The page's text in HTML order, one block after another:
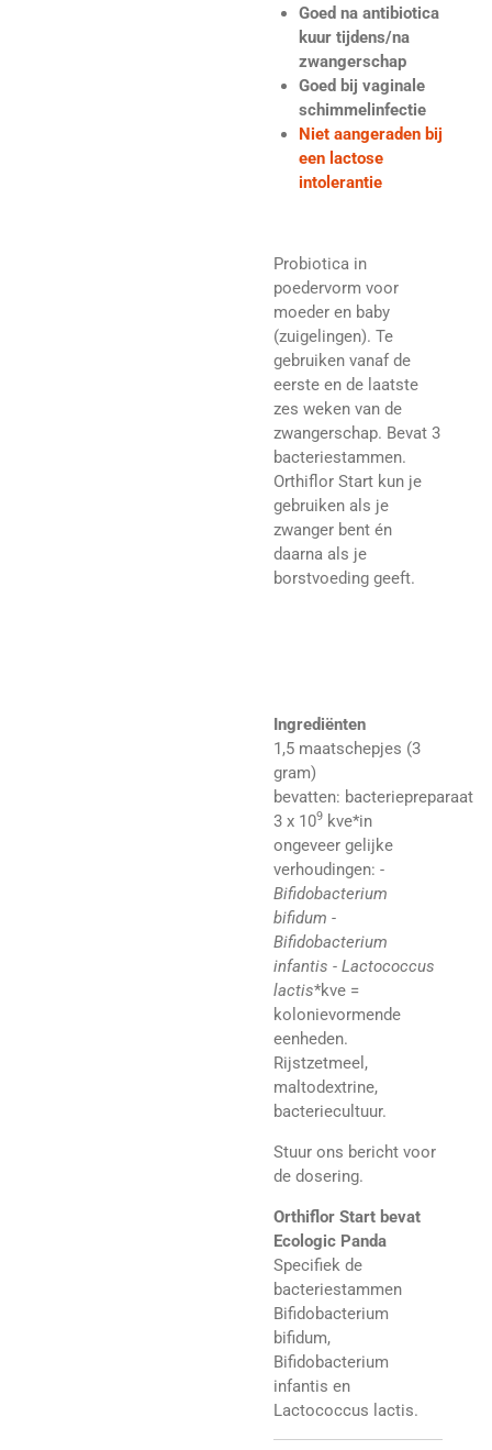
Goed na antibiotica
kuur tijdens/na
zwangerschap
Goed bij vaginale
schimmelinfectie
Niet aangeraden bij
een lactose
intolerantie
Probiotica in
poedervorm voor
moeder en baby
(zuigelingen). Te
gebruiken vanaf de
eerste en de laatste
zes weken van de
zwangerschap. Bevat 3
bacteriestammen.
Orthiflor Start kun je
gebruiken als je
zwanger bent én
daarna als je
borstvoeding geeft.
Ingrediënten
1,5 maatschepjes (3
gram)
bevatten: bacteriepreparaat
3 x 109 kve*in
ongeveer gelijke
verhoudingen: -
Bifidobacterium
bifidum -
Bifidobacterium
infantis - Lactococcus
lactis*kve =
kolonievormende
eenheden.
Rijstzetmeel,
maltodextrine,
bacteriecultuur.
Stuur ons bericht voor
de dosering.
Orthiflor Start bevat
Ecologic Panda
Specifiek de
bacteriestammen
Bifidobacterium
bifidum,
Bifidobacterium
infantis en
Lactococcus lactis.